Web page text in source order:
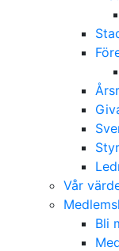
Vår
Bli